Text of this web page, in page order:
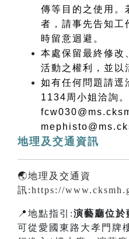
傳等目的之使用。
者，請事先告知工
時留意迴避。
本處保留最終修改
活動之權利，並以
如有任何問題請
1134周小姐洽詢
地理及交通資訊
🌏地理及交通資
訊:https://
📍地點指引:演藝廳位於
可從愛國東路大孝門牌